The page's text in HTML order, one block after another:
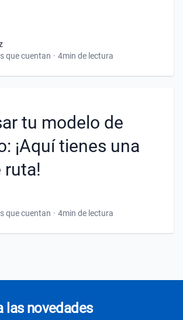
que cuentan · 4min de lectura
tu modelo de
¡Aquí tienes una
ruta!
que cuentan · 4min de lectura
las novedades